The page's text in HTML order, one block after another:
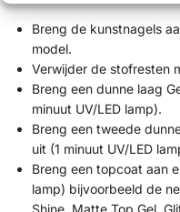
Breng de kunstnagels
model.
Verwijder de stofresten
Breng een dunne laag
minuut UV/LED lamp).
Breng een tweede
uit (1 minuut UV/LED
Breng een topcoat aan
lamp) bijvoorbeeld de
Shine, Matte Top Gel,